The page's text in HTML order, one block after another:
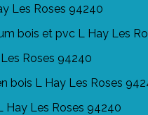
Les Roses 94240
bois et pvc L Hay Les
Roses 94240
bois L Hay Les Roses
Hay Les Roses 94240